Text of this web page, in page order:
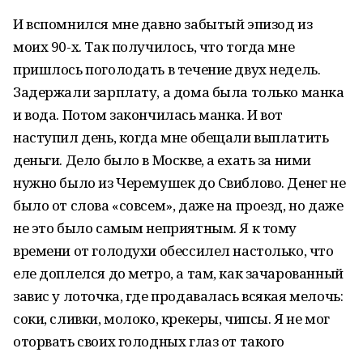
И вспомнился мне давно забытый эпизод из
моих 90-х. Так получилось, что тогда мне
пришлось поголодать в течение двух недель.
Задержали зарплату, а дома была только манка
и вода. Потом закончилась манка. И вот
наступил день, когда мне обещали выплатить
деньги. Дело было в Москве, а ехать за ними
нужно было из Черемушек до Свиблово. Денег не
было от слова «совсем», даже на проезд, но даже
не это было самым неприятным. Я к тому
времени от голодухи обессилел настолько, что
еле доплелся до метро, а там, как зачарованный
завис у лоточка, где продавалась всякая мелочь:
соки, сливки, молоко, крекеры, чипсы. Я не мог
оторвать своих голодных глаз от такого